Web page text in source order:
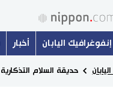
إنفوغرافيك اليابان أخبار
حديقة السلام